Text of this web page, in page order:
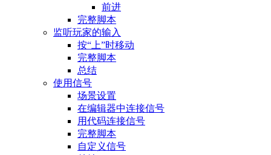
前进
完整脚本
监听玩家的输入
按“上”时移动
完整脚本
总结
使用信号
场景设置
在编辑器中连接信号
用代码连接信号
完整脚本
自定义信号